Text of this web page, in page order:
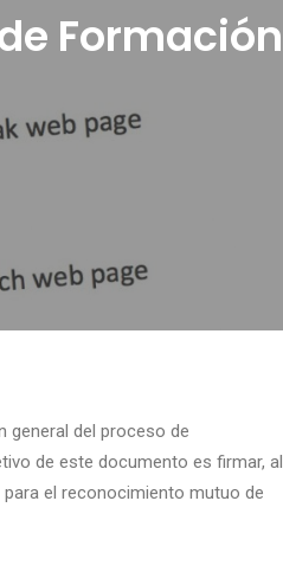
Formación
general del proceso de
de este documento es firmar, al
el reconocimiento mutuo de